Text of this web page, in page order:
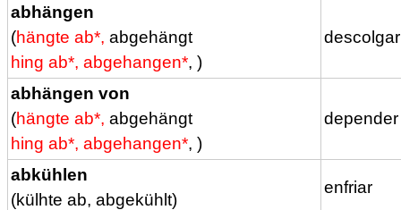
abhängen
(hängte ab*, abgehängt
hing ab*, abgehangen*, )
abhängen von
(hängte ab*, abgehängt
hing ab*, abgehangen*, )
abkühlen
(külhte ab, abgekühlt)
enfriar